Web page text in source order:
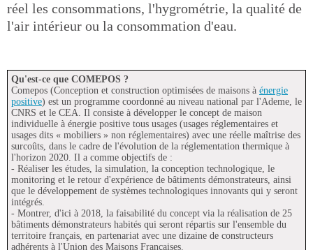
réel les consommations, l'hygrométrie, la qualité de
l'air intérieur ou la consommation d'eau.
Qu'est-ce que COMEPOS ?
Comepos (Conception et construction optimisées de maisons à énergie
positive) est un programme coordonné au niveau national par l'Ademe, le
CNRS et le CEA. Il consiste à développer le concept de maison
individuelle à énergie positive tous usages (usages réglementaires et
usages dits « mobiliers » non réglementaires) avec une réelle maîtrise des
surcoûts, dans le cadre de l'évolution de la réglementation thermique à
l'horizon 2020. Il a comme objectifs de :
- Réaliser les études, la simulation, la conception technologique, le
monitoring et le retour d'expérience de bâtiments démonstrateurs, ainsi
que le développement de systèmes technologiques innovants qui y seront
intégrés.
- Montrer, d'ici à 2018, la faisabilité du concept via la réalisation de 25
bâtiments démonstrateurs habités qui seront répartis sur l'ensemble du
territoire français, en partenariat avec une dizaine de constructeurs
adhérents à l'Union des Maisons Françaises.